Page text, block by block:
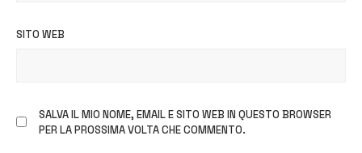
SITO WEB
SALVA IL MIO NOME, EMAIL E SITO WEB IN QUESTO BROWSER
PER LA PROSSIMA VOLTA CHE COMMENTO.